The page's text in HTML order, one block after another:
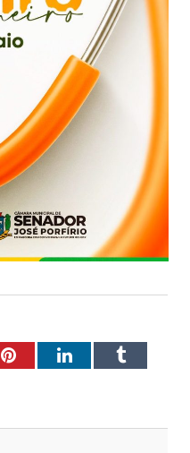
PinterestLinkedInTumblr